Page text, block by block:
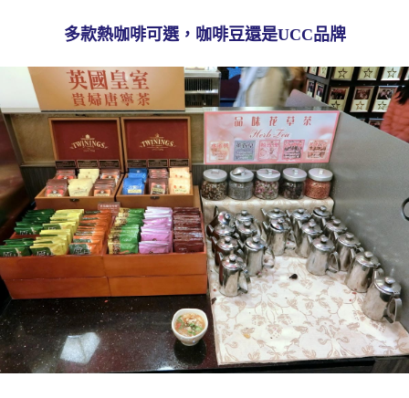
多款熱咖啡可選，咖啡豆還是UCC品牌